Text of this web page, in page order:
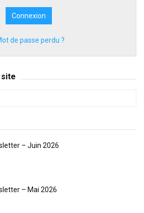
de passe perdu ?
site
– Juin 2026
– Mai 2026